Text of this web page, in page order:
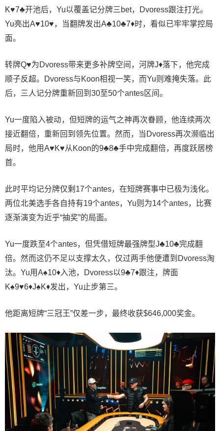
K♥7♣开池后，Yu以覆盖记分牌三bet，Dvoress跟注打光。
Yu亮出A♥10♥，当翻牌发出A♣10♣7♦时，看似已牢牢掌控局
面。
转牌Q♥为Dvoress带来更多补牌空间，河牌J♦落下，他完成
顺子反超。Dvoress与Koon相视一笑，而Yu则难掩失落。此
后，三人记分牌重新回到30至50个antes区间。
Yu一度陷入被动，但短牌的运气之神再次眷顾，他连续两次
接近翻倍，重新回到领先位置。然而，当Dvoress再次濒临出
局时，他用A♥K♥从Koon的9♣8♣手中完成翻倍，再度跃居榜
首。
此时平均记分牌仅剩17个antes，在短牌赛事中已极为浅化。
两位北美选手各自持有19个antes，Yu则为14个antes，比赛
逐渐演变为近乎“抽奖”的局面。
Yu一度跌至4个antes，但凭借短牌最强牌型J♣10♣完成翻
倍。然而这仍不足以支撑太久，仅过两手他便遭到Dvoress淘
汰。Yu用A♠10♦入池，Dvoress以9♣7♦跟注，牌面
K♠9♥6♦J♠K♦发出，Yu止步第三。
他距离短牌“三冠王”仅差一步，最终收获$646,000奖金。